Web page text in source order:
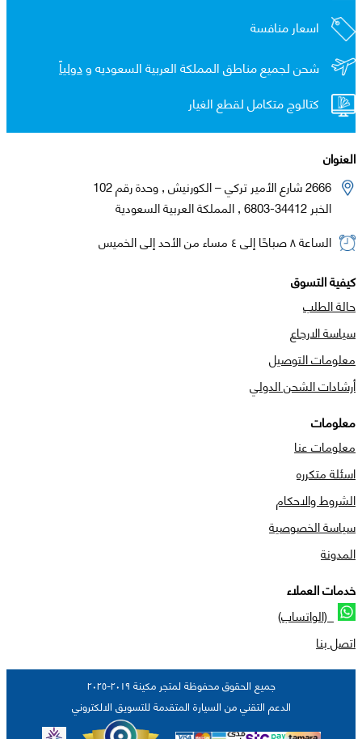
اسعار منافسة
شحن لجميع مناطق المملكة العربية السعوديه ودولياً
كتالوج متكامل لقطع الغيار
العنوان
2666 شارع الأمير تركي – الكورنيش , وحدة رقم 102
الخبر 34412-6803 , المملكة العربية السعودية
الساعة ٨ صباحًا إلى ٤ مساء من الأحد إلى الخميس
كيفية التسوق
حالة الطلب
سياسة الارجاع
معلومات التوصيل
أرشادات الشحن الدولي
معلومات
معلومات عنا
اسئلة متكرره
الشروط والاحكام
سياسة الخصوصية
المدونة
خدمات العملاء
(الواتساب)
اتصل بنا
جميع الحقوق محفوظة لمتجر مكينة ٢٠١٩-٢٠٢٥
الدعم التقني من السيارة المتقدمة للتسويق الالكتروني